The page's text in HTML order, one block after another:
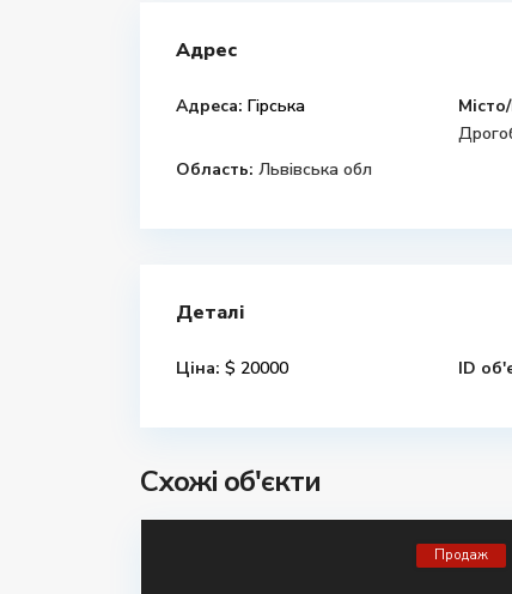
Адрес
Адреса: Гірська
Область: Львівська обл
Деталі
Ціна: $ 20000 ID
Схожі об'єкти
Продаж